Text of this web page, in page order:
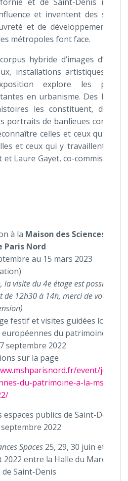
et inventent des
et de développement
métropoles font face.
hybride d’images
installations artistiques,
explore les
en urbanisme. Des lieux,
les constituent,
portraits de banlieues
celles et ceux qui y
et ceux qui y travaillent et
et Laure Gayet, co-commissaires
à la Maison des Sciences de
Paris Nord
au 15 mars 2023
visite du 4e étage est possible
de 12h30 à 14h, merci de votre
festif et visites guidées lors des
du patrimoine, le
septembre 2022
sur la page
event/
du-patrimoine-a-la-msh-
espaces publics de Saint-Denis à
2022
Spaces 25, 29, 30 juin et 1, 2,
2022 entre la Halle du Marché et
de Saint-Denis